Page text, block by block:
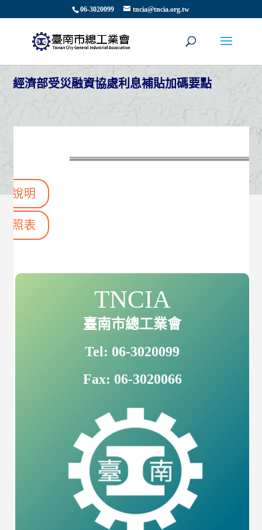
06-3020099 tncia@tncia.org.tw
經濟部受災融資協處利息補貼加碼要點
總說明
對照表
TNCIA
臺南市總工業會
Tel: 06-3020099
Fax: 06-3020066